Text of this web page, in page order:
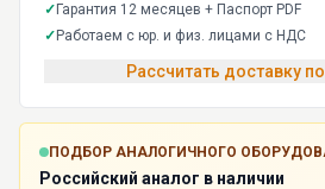
✓ Гарантия 12 месяцев + Паспорт PDF
✓ Работаем с юр. и физ. лицами с НДС
Рассчитать доставку
ПОДБОР АНАЛОГИЧНОГО
Российский аналог в наличии